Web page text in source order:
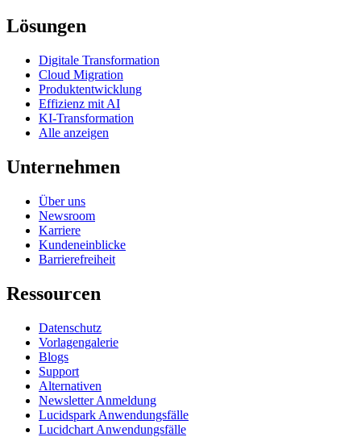
Lösungen
Digitale Transformation
Cloud Migration
Produktentwicklung
Effizienz mit AI
KI-Transformation
Alle anzeigen
Unternehmen
Über uns
Newsroom
Karriere
Kundeneinblicke
Barrierefreiheit
Ressourcen
Datenschutz
Vorlagengalerie
Blogs
Support
Alternativen
Newsletter Anmeldung
Lucidspark Anwendungsfälle
Lucidchart Anwendungsfälle